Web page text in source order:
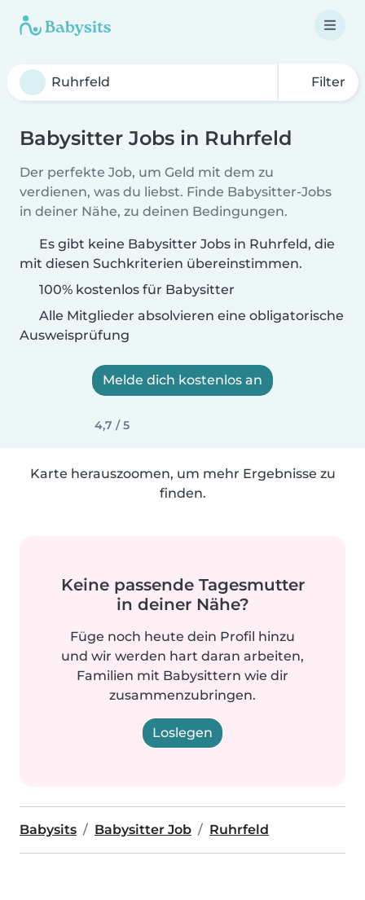
Filter
Babysitter Jobs in Ruhrfeld
Der perfekte Job, um Geld mit dem zu
verdienen, was du liebst. Finde Babysitter-Jobs
in deiner Nähe, zu deinen Bedingungen.
Es gibt keine Babysitter Jobs in Ruhrfeld, die
mit diesen Suchkriterien übereinstimmen.
100% kostenlos für Babysitter
Alle Mitglieder absolvieren eine obligatorische
Ausweisprüfung
Melde dich kostenlos an
4,7 / 5
Karte herauszoomen, um mehr Ergebnisse zu
finden.
Keine passende Tagesmutter
in deiner Nähe?
Füge noch heute dein Profil hinzu
und wir werden hart daran arbeiten,
Familien mit Babysittern wie dir
zusammenzubringen.
Loslegen
Babysits Babysitter Job Ruhrfeld